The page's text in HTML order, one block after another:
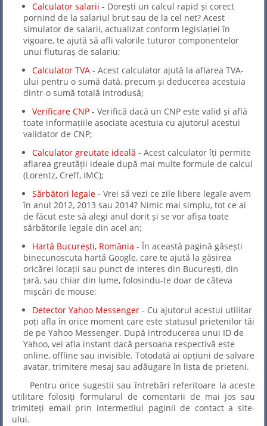
Calculator salarii - Dorești un calcul rapid și corect
pornind de la salariul brut sau de la cel net? Acest
simulator de salarii, actualizat conform legislației în
vigoare, te ajută să afli valorile tuturor componentelor
unui fluturaș de salariu;
Calculator TVA - Acest calculator ajută la aflarea TVA-
ului pentru o sumă dată, precum și deducerea acestuia
dintr-o sumă totală introdusă;
Verificare CNP - Verifică dacă un CNP este valid și află
toate informațiile asociate acestuia cu ajutorul acestui
validator de CNP;
Calculator greutate ideală - Acest calculator îți permite
aflarea greutății ideale după mai multe formule de calcul
(Lorentz, Creff, IMC);
Sărbători legale - Vrei să vezi ce zile libere legale avem
în anul 2012, 2013 sau 2014? Nimic mai simplu, tot ce ai
de făcut este să alegi anul dorit și se vor afișa toate
sărbătorile legale din acel an;
Hartă București, România - În această pagină găsești
binecunoscuta hartă Google, care te ajută la găsirea
oricărei locații sau punct de interes din București, din
țară, sau chiar din lume, folosindu-te doar de câteva
mișcări de mouse;
Detector Yahoo Messenger - Cu ajutorul acestui utilitar
poți afla în orice moment care este statusul prietenilor tăi
de pe Yahoo Messenger. După introducerea unui ID de
Yahoo, vei afla instant dacă persoana respectivă este
online, offline sau invisible. Totodată ai opțiuni de salvare
avatar, trimitere mesaj sau adăugare în lista de prieteni.
Pentru orice sugestii sau întrebări referitoare la aceste
utilitare folosiți formularul de comentarii de mai jos sau
trimiteți email prin intermediul paginii de contact a site-
ului.